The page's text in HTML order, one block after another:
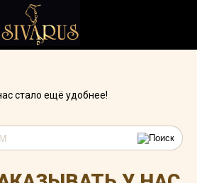
стало ещё удобнее!